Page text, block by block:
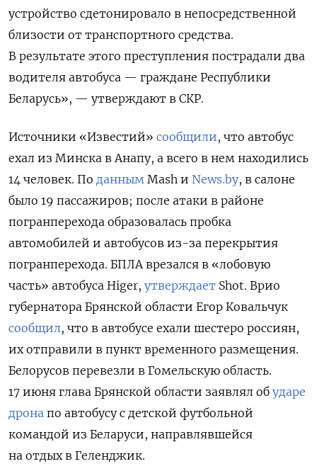
устройство сдетонировало в непосредственной
близости от транспортного средства.
В результате этого преступления пострадали два
водителя автобуса — граждане Республики
Беларусь», — утверждают в СКР.
Источники «Известий» сообщили, что автобус
ехал из Минска в Анапу, а всего в нем находились
14 человек. По данным Mash и News.by, в салоне
было 19 пассажиров; после атаки в районе
погранперехода образовалась пробка
автомобилей и автобусов из-за перекрытия
погранперехода. БПЛА врезался в «лобовую
часть» автобуса Higer, утверждает Shot. Врио
губернатора Брянской области Егор Ковальчук
сообщил, что в автобусе ехали шестеро россиян,
их отправили в пункт временного размещения.
Белорусов перевезли в Гомельскую область.
17 июня глава Брянской области заявлял об ударе
дрона по автобусу с детской футбольной
командой из Беларуси, направлявшейся
на отдых в Геленджик.